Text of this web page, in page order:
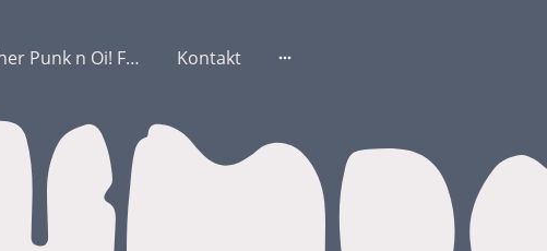
Just another Punk n Oi! Fest 2 Kontakt